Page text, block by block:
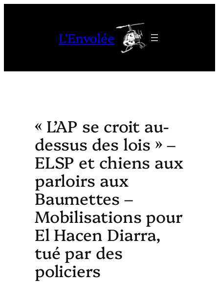
L'Envolée
« L’AP se croit au-
dessus des lois » –
ELSP et chiens aux
parloirs aux
Baumettes –
Mobilisations pour
El Hacen Diarra,
tué par des
policiers